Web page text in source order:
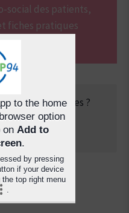
social des patients,
fiches pratiques
à vos attentes ?
et spécialiste
to the home
option
on Add to
.
by pressing
if your device
the top right menu
.